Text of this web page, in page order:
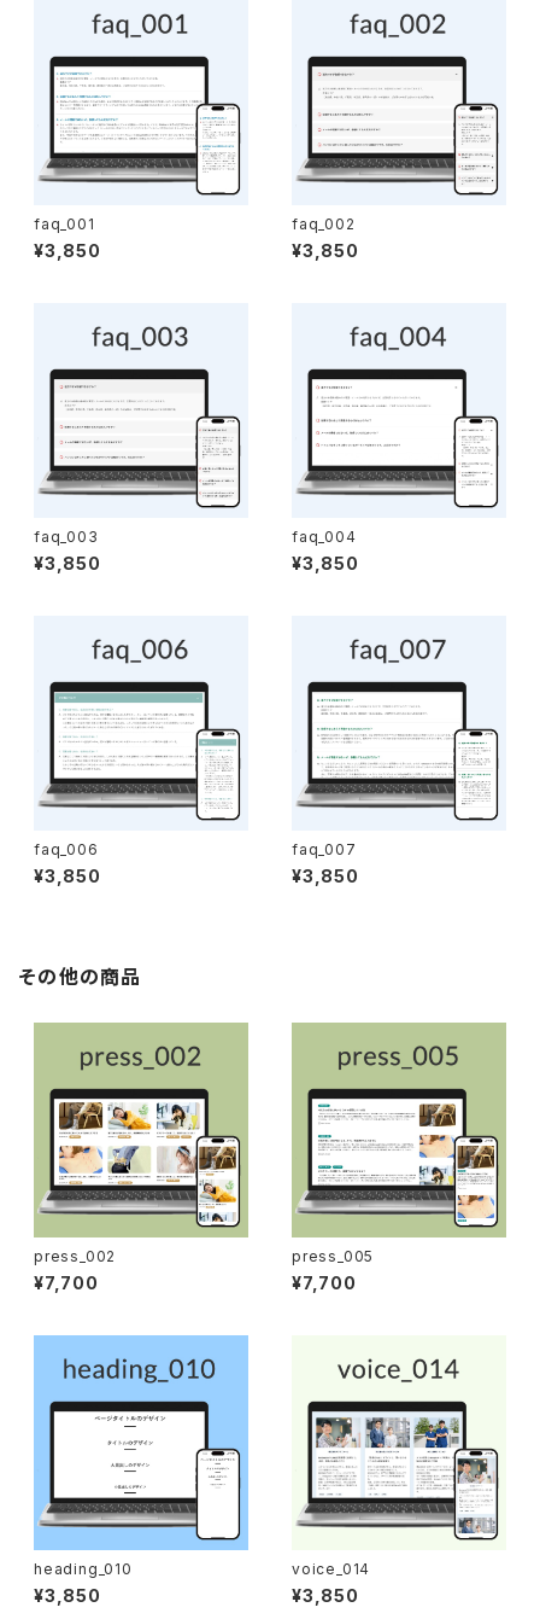
faq_001
¥3,850
faq_002
¥3,850
faq_003
¥3,850
faq_004
¥3,850
faq_006
¥3,850
faq_007
¥3,850
その他の商品
press_002
¥7,700
press_005
¥7,700
heading_010
¥3,850
voice_014
¥3,850